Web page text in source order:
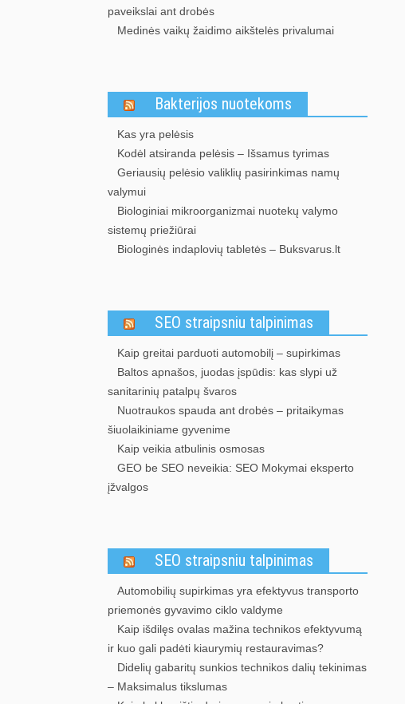
paveikslai ant drobės
Medinės vaikų žaidimo aikštelės privalumai
Bakterijos nuotekoms
Kas yra pelėsis
Kodėl atsiranda pelėsis – Išsamus tyrimas
Geriausių pelėsio valiklių pasirinkimas namų
valymui
Biologiniai mikroorganizmai nuotekų valymo
sistemų priežiūrai
Biologinės indaplovių tabletės – Buksvarus.lt
SEO straipsniu talpinimas
Kaip greitai parduoti automobilį – supirkimas
Baltos apnašos, juodas įspūdis: kas slypi už
sanitarinių patalpų švaros
Nuotraukos spauda ant drobės – pritaikymas
šiuolaikiniame gyvenime
Kaip veikia atbulinis osmosas
GEO be SEO neveikia: SEO Mokymai eksperto
įžvalgos
SEO straipsniu talpinimas
Automobilių supirkimas yra efektyvus transporto
priemonės gyvavimo ciklo valdyme
Kaip išdilęs ovalas mažina technikos efektyvumą
ir kuo gali padėti kiaurymių restauravimas?
Didelių gabaritų sunkios technikos dalių tekinimas
– Maksimalus tikslumas